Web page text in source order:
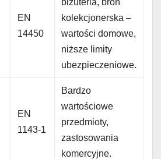
EN
14450
kolekcjonerska –
wartości domowe,
niższe limity
ubezpieczeniowe.
EN
1143-1
Bardzo
wartościowe
przedmioty,
zastosowania
komercyjne.